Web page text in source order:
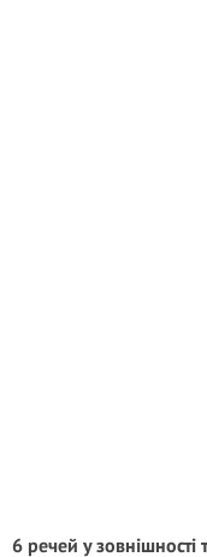
6 речей у зовнішності